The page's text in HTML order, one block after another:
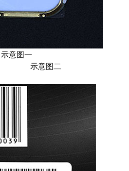
示意图一
二